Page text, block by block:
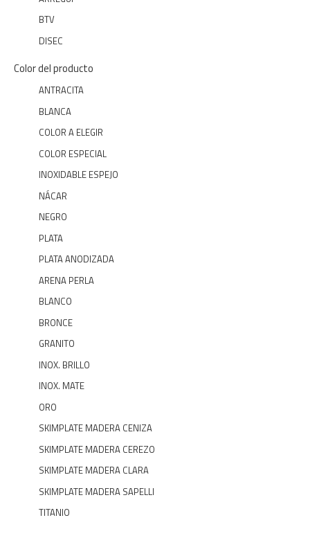
BTV
DISEC
Color del producto
ANTRACITA
BLANCA
COLOR A ELEGIR
COLOR ESPECIAL
INOXIDABLE ESPEJO
NÁCAR
NEGRO
PLATA
PLATA ANODIZADA
ARENA PERLA
BLANCO
BRONCE
GRANITO
INOX. BRILLO
INOX. MATE
ORO
SKIMPLATE MADERA CENIZA
SKIMPLATE MADERA CEREZO
SKIMPLATE MADERA CLARA
SKIMPLATE MADERA SAPELLI
TITANIO